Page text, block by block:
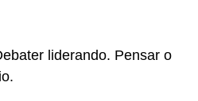
liderando. Pensar o